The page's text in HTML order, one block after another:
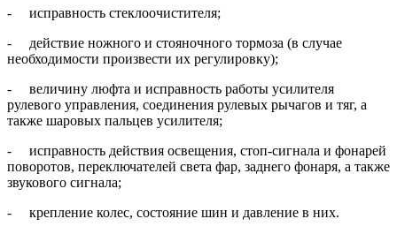
- исправность стеклоочистителя;
- действие ножного и стояночного тормоза (в случае
необходимости произвести их регулировку);
- величину люфта и исправность работы усилителя
рулевого управления, соединения рулевых рычагов и тяг, а
также шаровых пальцев усилителя;
- исправность действия освещения, стоп-сигнала и фонарей
поворотов, переключателей света фар, заднего фонаря, а также
звукового сигнала;
- крепление колес, состояние шин и давление в них.